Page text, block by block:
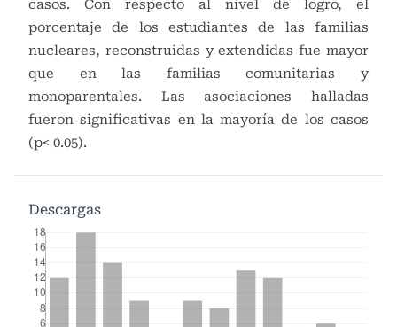
casos. Con respecto al nivel de logro, el
porcentaje de los estudiantes de las familias
nucleares, reconstruidas y extendidas fue mayor
que en las familias comunitarias y
monoparentales. Las asociaciones halladas
fueron significativas en la mayoría de los casos
(p< 0.05).
Descargas